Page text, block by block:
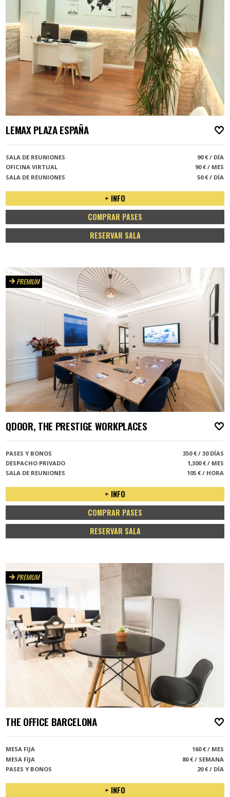
LEMAX PLAZA ESPAÑA
SALA DE REUNIONES
90 € / DÍA
OFICINA VIRTUAL
90 € / MES
SALA DE REUNIONES
50 € / DÍA
+ INFO
COMPRAR PASES
RESERVAR SALA
PREMIUM
QDOOR, THE PRESTIGE WORKPLACES
PASES Y BONOS
350 € / 30 DÍAS
DESPACHO PRIVADO
1,300 € / MES
SALA DE REUNIONES
105 € / HORA
+ INFO
COMPRAR PASES
RESERVAR SALA
PREMIUM
THE OFFICE BARCELONA
MESA FIJA
160 € / MES
MESA FIJA
80 € / SEMANA
PASES Y BONOS
20 € / DÍA
+ INFO